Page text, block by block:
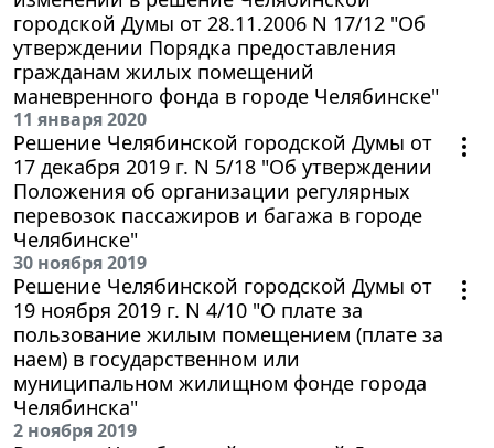
городской Думы от 28.11.2006 N 17/12 "Об
утверждении Порядка предоставления
гражданам жилых помещений
маневренного фонда в городе Челябинске"
11 января 2020
Решение Челябинской городской Думы от
17 декабря 2019 г. N 5/18 "Об утверждении
Положения об организации регулярных
перевозок пассажиров и багажа в городе
Челябинске"
30 ноября 2019
Решение Челябинской городской Думы от
19 ноября 2019 г. N 4/10 "О плате за
пользование жилым помещением (плате за
наем) в государственном или
муниципальном жилищном фонде города
Челябинска"
2 ноября 2019